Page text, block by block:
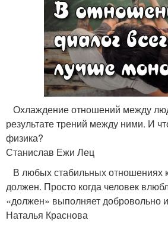
Охлаждение отношений между
результате трений между ними. И
физика?
Станислав Ежи Лец
В любых стабильных отношениях
должен. Просто когда человек
«должен» выполняет добровольно
Наталья Краснова